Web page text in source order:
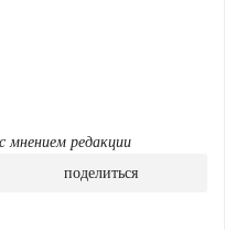
мнением редакции
поделиться